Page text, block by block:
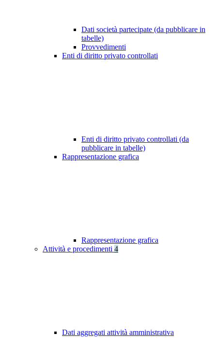
Dati società partecipate (da pubblicare in
tabelle)
Provvedimenti
Enti di diritto privato controllati
Enti di diritto privato controllati (da
pubblicare in tabelle)
Rappresentazione grafica
Rappresentazione grafica
Attività e procedimenti 4
Dati aggregati attività amministrativa